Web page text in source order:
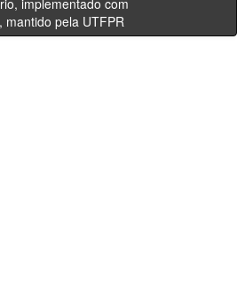
implementado com
mantido pela UTFPR